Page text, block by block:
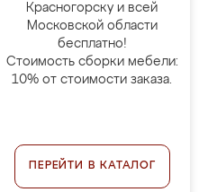
Красногорску и всей
Московской области
бесплатно!
Стоимость сборки мебели:
10% от стоимости заказа.
ПЕРЕЙТИ В КАТАЛОГ